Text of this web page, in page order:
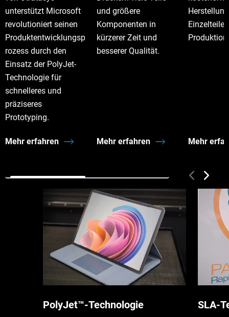
unterstützt Microsoft
revolutioniert seinen
Produktentwicklungsp
rozess durch den
Einsatz der PolyJet-
Technologie für
schnelleres und
präziseres
Prototyping.
Mehr erfahren
und größere
Komponenten in
kürzerer Zeit und
besserer Qualität.
Mehr erfahren Mehr
PolyJet™-Technologie SLA-